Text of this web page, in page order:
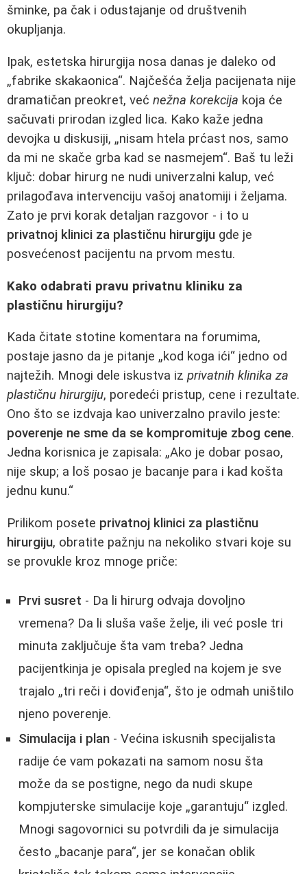
šminke, pa čak i odustajanje od društvenih
okupljanja.
Ipak, estetska hirurgija nosa danas je daleko od
„fabrike skakaonica“. Najčešća želja pacijenata nije
dramatičan preokret, već nežna korekcija koja će
sačuvati prirodan izgled lica. Kako kaže jedna
devojka u diskusiji, „nisam htela prćast nos, samo
da mi ne skače grba kad se nasmejem“. Baš tu leži
ključ: dobar hirurg ne nudi univerzalni kalup, već
prilagođava intervenciju vašoj anatomiji i željama.
Zato je prvi korak detaljan razgovor - i to u
privatnoj klinici za plastičnu hirurgiju gde je
posvećenost pacijentu na prvom mestu.
Kako odabrati pravu privatnu kliniku za
plastičnu hirurgiju?
Kada čitate stotine komentara na forumima,
postaje jasno da je pitanje „kod koga ići“ jedno od
najtežih. Mnogi dele iskustva iz privatnih klinika za
plastičnu hirurgiju, poredeći pristup, cene i rezultate.
Ono što se izdvaja kao univerzalno pravilo jeste:
poverenje ne sme da se kompromituje zbog cene.
Jedna korisnica je zapisala: „Ako je dobar posao,
nije skup; a loš posao je bacanje para i kad košta
jednu kunu.“
Prilikom posete privatnoj klinici za plastičnu
hirurgiju, obratite pažnju na nekoliko stvari koje su
se provukle kroz mnoge priče:
Prvi susret - Da li hirurg odvaja dovoljno
vremena? Da li sluša vaše želje, ili već posle tri
minuta zaključuje šta vam treba? Jedna
pacijentkinja je opisala pregled na kojem je sve
trajalo „tri reči i doviđenja“, što je odmah uništilo
njeno poverenje.
Simulacija i plan - Većina iskusnih specijalista
radije će vam pokazati na samom nosu šta
može da se postigne, nego da nudi skupe
kompjuterske simulacije koje „garantuju“ izgled.
Mnogi sagovornici su potvrdili da je simulacija
često „bacanje para“, jer se konačan oblik